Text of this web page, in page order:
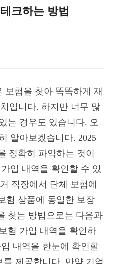
크하는 방법
보험을 찾아 똑똑하게 재
입니다. 하지만 너무 많
는 경우도 있습니다. 오
알아보겠습니다. 2025
정확히 파악하는 것이
입 내역을 확인할 수 있
직장에서 단체 보험에
험 상품에 동일한 보장
찾는 방법으로는 다음과
험 가입 내역을 확인하
내역을 한눈에 확인할
제공합니다. 만약 기억